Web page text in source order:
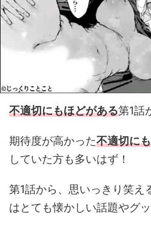
不適切にもほどがある第1話
期待度が高かった不適切に
していた方も多いはず！
第1話から、思いっきり笑え
はとても懐かしい話題やグ